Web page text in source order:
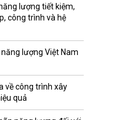
lượng tiết kiệm,
công trình và hệ
lượng Việt Nam
về công trình xây
quả